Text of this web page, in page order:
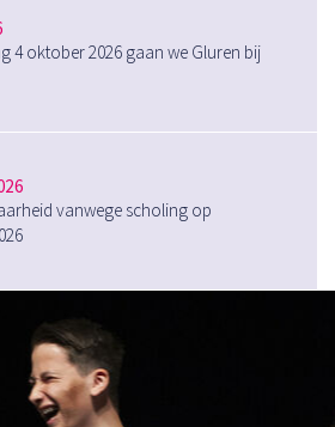
4 oktober 2026 gaan we Gluren bij
vanwege scholing op